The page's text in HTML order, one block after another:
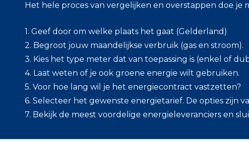
Het hele proces van vergelijken en overstappen doe je
1. Geef door om welke plaats het gaat (Gelderland)
2. Begroot jouw maandelijkse verbruik (gas en stroom).
3. Kies het type meter dat van toepassing is (enkel of
4. Laat weten of je ook groene energie wilt gebruiken.
5. Voor hoe lang wil je het energiecontract vastzetten?
6. Selecteer het gewenste energietarief. De opties zijn
7. Bekijk de meest voordelige energieleveranciers en